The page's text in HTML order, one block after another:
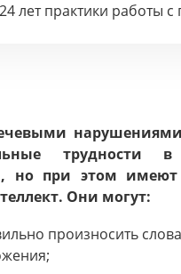
лет практики работы
трудности в
но при этом
Они могут:
произносить